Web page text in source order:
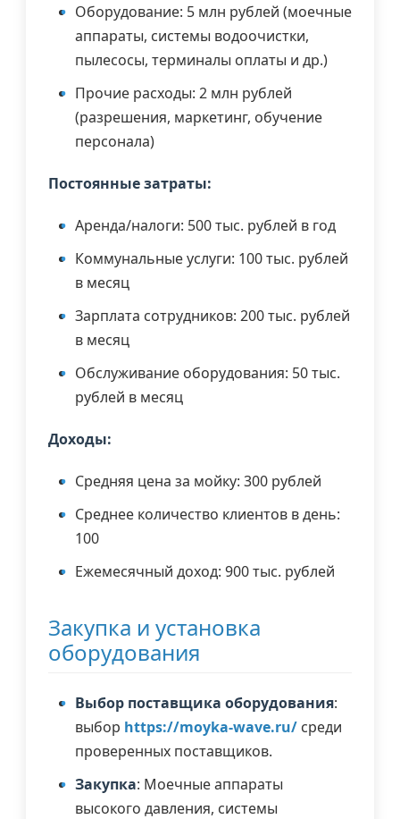
Оборудование: 5 млн рублей (моечные
аппараты, системы водоочистки,
пылесосы, терминалы оплаты и др.)
Прочие расходы: 2 млн рублей
(разрешения, маркетинг, обучение
персонала)
Постоянные затраты:
Аренда/налоги: 500 тыс. рублей в год
Коммунальные услуги: 100 тыс. рублей
в месяц
Зарплата сотрудников: 200 тыс. рублей
в месяц
Обслуживание оборудования: 50 тыс.
рублей в месяц
Доходы:
Средняя цена за мойку: 300 рублей
Среднее количество клиентов в день:
100
Ежемесячный доход: 900 тыс. рублей
Закупка и установка
оборудования
Выбор поставщика оборудования:
выбор https://moyka-wave.ru/среди
проверенных поставщиков.
Закупка: Моечные аппараты
высокого давления, системы